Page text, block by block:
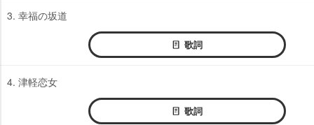
3. 幸福の坂道
歌詞
4. 津軽恋女
歌詞